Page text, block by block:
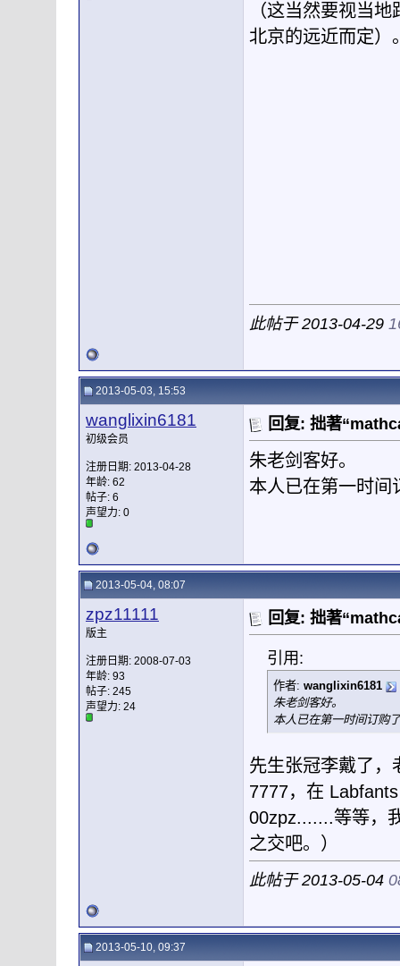
（这当然要视当地
北京的远近而定）
此帖于 2013-04-29
2013-05-03, 15:53
wanglixin6181
初级会员
注册日期: 2013-04-28
年龄: 62
帖子: 6
声望力: 0
回复: 拙著
朱老剑客好。
本人已在第一时间
2013-05-04, 08:07
zpz11111
版主
注册日期: 2008-07-03
年龄: 93
帖子: 245
声望力: 24
回复: 拙著
引用:
作者: wanglixin6181
朱老剑客好。
本人已在第一时间订购
先生张冠李戴了，
7777，在
00zpz.......等等，
之交吧。）
此帖于 2013-05-04
2013-05-10, 09:37